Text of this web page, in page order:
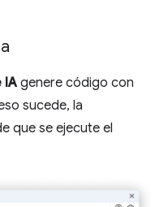
IAgenere código con
sucede, la
que se ejecute el